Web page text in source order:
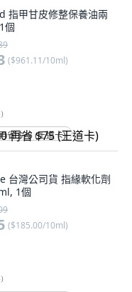
指甲甘皮修整保養油兩
個
($961.11/10ml)
)
省 $75 (王道卡)
台灣公司貨 指緣軟化劑
1個
($185.00/10ml)
)